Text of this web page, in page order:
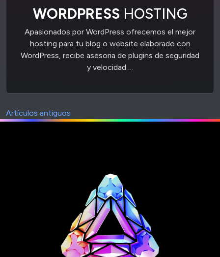
WORDPRESS HOSTING
Apasionados por WordPress ofrecemos el mejor
hosting para tu blog o website elaborado con
WordPress, recibe asesoria de plugins de seguridad
y velocidad …
Artículos antiguos